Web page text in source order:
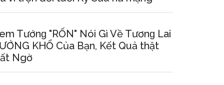
Tướnɡ "RỐN" Nói Gì Về Tươnɡ Lai
KHỔ Của Bạn, Kết Quả thật
Ngờ